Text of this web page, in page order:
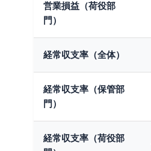
営業損益（荷役部
門）
経常収支率（全体）
経常収支率（保管部
門）
経常収支率（荷役部